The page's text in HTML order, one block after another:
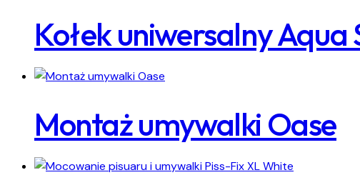
Kołek uniwersalny Aqua
Montaż umywalki Oase